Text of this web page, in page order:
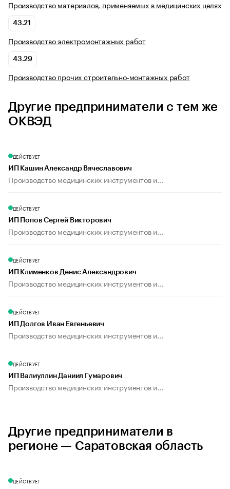
Производство материалов, применяемых в медицинских целях
43.21
Производство электромонтажных работ
43.29
Производство прочих строительно-монтажных работ
Другие предприниматели с тем же
ОКВЭД
ДЕЙСТВУЕТ
ИП Кашин Александр Вячеславович
Производство медицинских инструментов и...
ДЕЙСТВУЕТ
ИП Попов Сергей Викторович
Производство медицинских инструментов и...
ДЕЙСТВУЕТ
ИП Клименков Денис Александрович
Производство медицинских инструментов и...
ДЕЙСТВУЕТ
ИП Долгов Иван Евгеньевич
Производство медицинских инструментов и...
ДЕЙСТВУЕТ
ИП Валиуллин Даниил Гумарович
Производство медицинских инструментов и...
Другие предприниматели в
регионе — Саратовская область
ДЕЙСТВУЕТ